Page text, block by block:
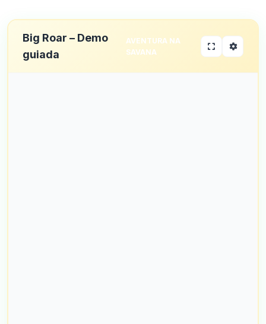
Big Roar – Demo
guiada
AVENTURA NA
SAVANA